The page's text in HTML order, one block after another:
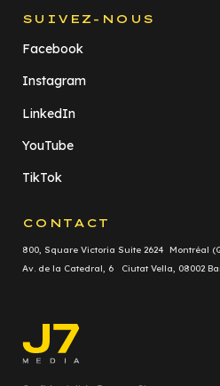
SUIVEZ-NOUS
Facebook
Instagram
LinkedIn
YouTube
TikTok
CONTACT
800, Square Victoria Suite 2624 Montréal
Av. de la Catedral, 6 Ciutat Vella, 08002